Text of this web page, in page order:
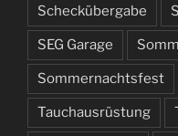
Scheckübergabe
SEG Garage
Sommernachtsfest
Tauchausrüstung